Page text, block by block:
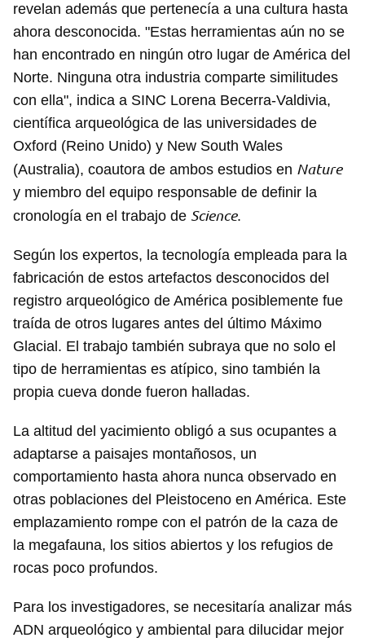
revelan además que pertenecía a una cultura hasta
ahora desconocida. "Estas herramientas aún no se
han encontrado en ningún otro lugar de América del
Norte. Ninguna otra industria comparte similitudes
con ella", indica a SINC Lorena Becerra-Valdivia,
científica arqueológica de las universidades de
Oxford (Reino Unido) y New South Wales
(Australia), coautora de ambos estudios en Nature
y miembro del equipo responsable de definir la
cronología en el trabajo de Science.
Según los expertos, la tecnología empleada para la
fabricación de estos artefactos desconocidos del
registro arqueológico de América posiblemente fue
traída de otros lugares antes del último Máximo
Glacial. El trabajo también subraya que no solo el
tipo de herramientas es atípico, sino también la
propia cueva donde fueron halladas.
La altitud del yacimiento obligó a sus ocupantes a
adaptarse a paisajes montañosos, un
comportamiento hasta ahora nunca observado en
otras poblaciones del Pleistoceno en América. Este
emplazamiento rompe con el patrón de la caza de
la megafauna, los sitios abiertos y los refugios de
rocas poco profundos.
Para los investigadores, se necesitaría analizar más
ADN arqueológico y ambiental para dilucidar mejor